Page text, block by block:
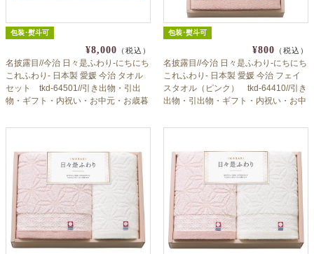
包装･熨斗可
¥8,000 （税込）
名披露目//今治 日々是ふわり-にちにち
これふわり- 日本製 愛媛 今治 タオル
セット tkd-64501//引き出物・引出
物・ギフト・内祝い・お中元・お歳暮
包装･熨斗可
¥800 （税込）
名披露目//今治 日々是ふわり-にちにち
これふわり- 日本製 愛媛 今治 フェイ
スタオル（ピンク） tkd-64410//引き
出物・引出物・ギフト・内祝い・お中